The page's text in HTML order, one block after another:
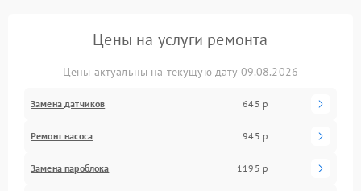
Цены на услуги ремонта
Цены актуальны на текущую дату 09.08.2026
Замена датчиков 645 р
Ремонт насоса 945 р
Замена пароблока 1195 р